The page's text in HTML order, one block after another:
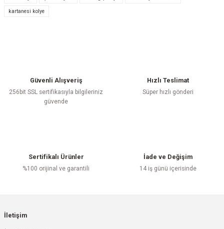
kartanesi kolye
Güvenli Alışveriş
256bit SSL sertifikasıyla bilgileriniz
güvende
Hızlı Teslimat
Süper hızlı gönderi
Sertifikalı Ürünler
%100 orijinal ve garantili
İade ve Değişim
14 iş günü içerisinde
İletişim